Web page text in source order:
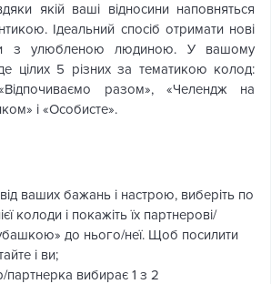
якій ваші відносини наповняться
Ідеальний спосіб отримати нові
з улюбленою людиною. У вашому
цілих 5 різних за тематикою колод:
разом», «Челендж на
і «Особисте».
ваших бажань і настрою, виберіть по
колоди і покажіть їх партнерові/
до нього/неї. Щоб посилити
і ви;
партнерка вибирає 1 з 2